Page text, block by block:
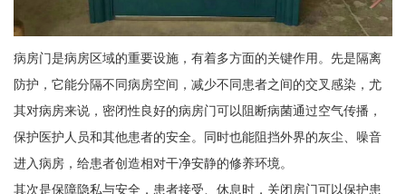
病房门是病房区域的重要设施，有着多方面的关键作用。先是隔离
防护，它能分隔不同病房空间，减少不同患者之间的交叉感染，尤
其对病房来说，密闭性良好的病房门可以阻断病菌通过空气传播，
保护医护人员和其他患者的安全。同时也能阻挡外界的灰尘、噪音
进入病房，给患者创造相对干净安静的修养环境。
其次是保障隐私与安全，患者接受、休息时，关闭房门可以保护患